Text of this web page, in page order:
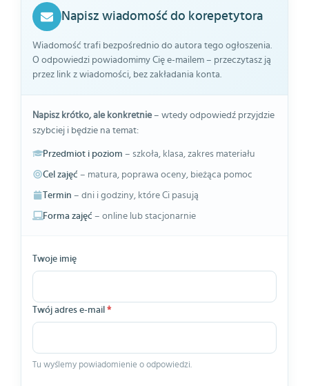
Napisz wiadomość do korepetytora
Wiadomość trafi bezpośrednio do autora tego ogłoszenia.
O odpowiedzi powiadomimy Cię e-mailem – przeczytasz ją
przez link z wiadomości, bez zakładania konta.
Napisz krótko, ale konkretnie– wtedy odpowiedź przyjdzie
szybciej i będzie na temat:
Przedmiot i poziom – szkoła, klasa, zakres materiału
Cel zajęć – matura, poprawa oceny, bieżąca pomoc
Termin – dni i godziny, które Ci pasują
Forma zajęć – online lub stacjonarnie
Twoje imię
Twój adres e-mail *
Tu wyślemy powiadomienie o odpowiedzi.